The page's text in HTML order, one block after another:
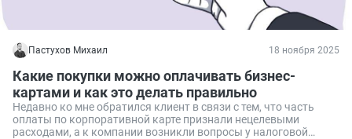
Пастухов Михаил 18 ноября 2025
Какие покупки можно оплачивать бизнес-
картами и как это делать правильно
Недавно ко мне обратился клиент в связи с тем, что часть
оплаты по корпоративной карте признали нецелевыми
расходами, а к компании возникли вопросы у налоговой